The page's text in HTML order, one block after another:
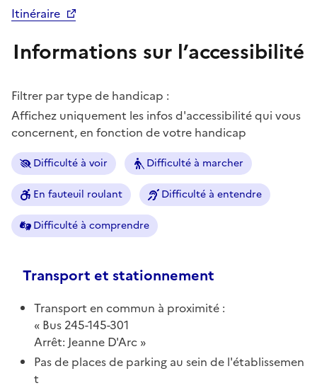
Itinéraire
Informations sur l’accessibilité
Filtrer par type de handicap :
Affichez uniquement les infos d'accessibilité qui vous
concernent, en fonction de votre handicap
Difficulté à voir Difficulté à marcher
En fauteuil roulant Difficulté à entendre
Difficulté à comprendre
Transport et stationnement
Transport en commun à proximité :
Bus 245-145-301
Arrêt: Jeanne D'Arc
Pas de places de parking au sein de l'établissemen
t